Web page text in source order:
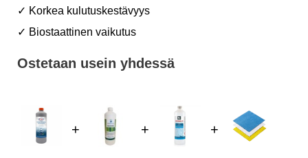
✓ Korkea kulutuskestävyys
✓ Biostaattinen vaikutus
Ostetaan usein yhdessä
+ + +